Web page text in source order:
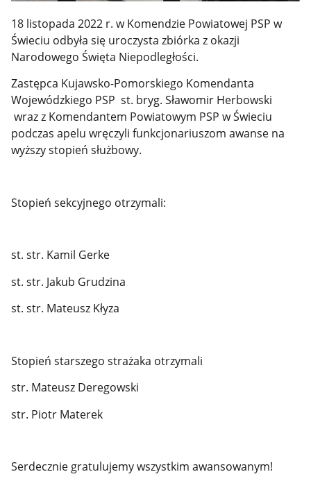
18 listopada 2022 r. w Komendzie Powiatowej PSP w
Świeciu odbyła się uroczysta zbiórka z okazji
Narodowego Święta Niepodległości.
Zastępca Kujawsko-Pomorskiego Komendanta
Wojewódzkiego PSP st. bryg. Sławomir Herbowski
wraz z Komendantem Powiatowym PSP w Świeciu
podczas apelu wręczyli funkcjonariuszom awanse na
wyższy stopień służbowy.
Stopień sekcyjnego otrzymali:
st. str. Kamil Gerke
st. str. Jakub Grudzina
st. str. Mateusz Kłyza
Stopień starszego strażaka otrzymali
str. Mateusz Deregowski
str. Piotr Materek
Serdecznie gratulujemy wszystkim awansowanym!